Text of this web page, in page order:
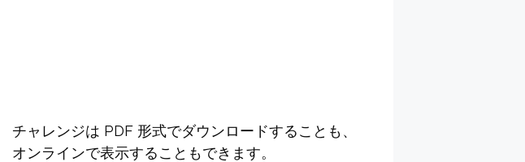
チャレンジは PDF 形式でダウンロードすることも、
オンラインで表示することもできます。